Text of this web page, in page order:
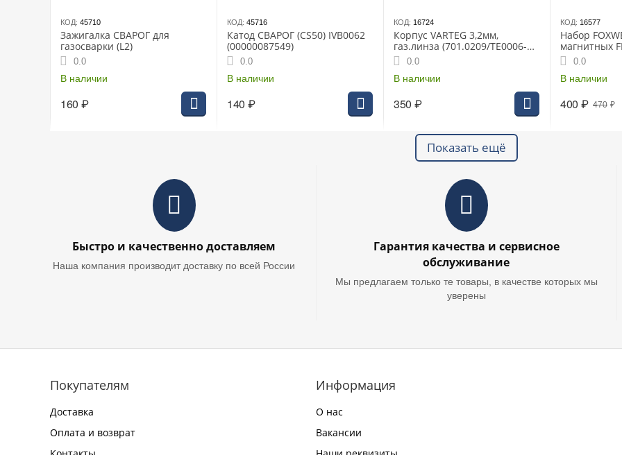
КОД: 45710
Зажигалка СВАРОГ для
газосварки (L2)
0.0
В наличии
160 ₽
КОД: 45716
Катод СВАРОГ (CS50) IVB0062
(00000087549)
0.0
В наличии
140 ₽
КОД: 16724
Корпус VARTEG 3,2мм,
газ.линза (701.0209/ТЕ0006-
32)0.0
В наличии
350 ₽
КОД: 16577
Набор
магнитных
0.0
В наличии
470 ₽
400 ₽
Показать ещё
Быстро и качественно доставляем
Наша компания производит доставку по всей России
Гарантия качества и сервисное
обслуживание
Мы предлагаем только те товары, в качестве которых мы
уверены
Покупателям
Доставка
Оплата и возврат
Информация
О нас
Вакансии